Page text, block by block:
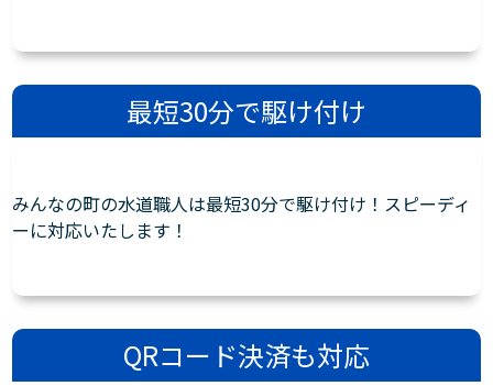
最短30分で駆け付け
みんなの町の水道職人は最短30分で駆け付け！スピーディ
ーに対応いたします！
QRコード決済も対応